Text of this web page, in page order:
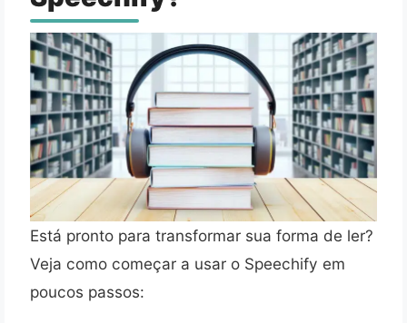
Está pronto para transformar sua forma de ler?
Veja como começar a usar o Speechify em
poucos passos: